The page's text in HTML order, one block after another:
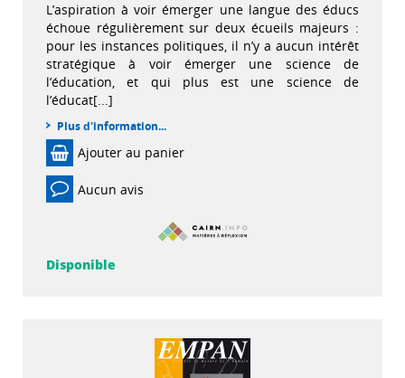
L’aspiration à voir émerger une langue des éducs
échoue régulièrement sur deux écueils majeurs :
pour les instances politiques, il n’y a aucun intérêt
stratégique à voir émerger une science de
l’éducation, et qui plus est une science de
l’éducat[...]
Plus d'information...
Ajouter au panier
Aucun avis
Disponible